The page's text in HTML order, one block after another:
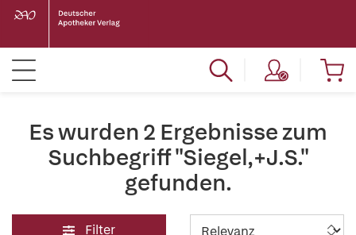
Es wurden 2 Ergebnisse zum
Suchbegriff "Siegel,+J.S."
gefunden.
Filter